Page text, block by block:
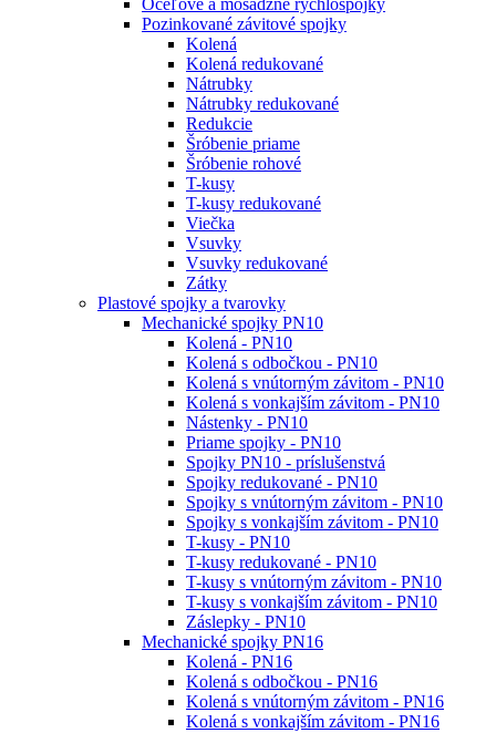
Pozinkované závitové spojky
Kolená
Kolená redukované
Nátrubky
Nátrubky redukované
Redukcie
Šróbenie priame
Šróbenie rohové
T-kusy
T-kusy redukované
Viečka
Vsuvky
Vsuvky redukované
Zátky
Plastové spojky a tvarovky
Mechanické spojky PN10
Kolená - PN10
Kolená s odbočkou - PN10
Kolená s vnútorným závitom - PN10
Kolená s vonkajším závitom - PN10
Nástenky - PN10
Priame spojky - PN10
Spojky PN10 - príslušenstvá
Spojky redukované - PN10
Spojky s vnútorným závitom - PN10
Spojky s vonkajším závitom - PN10
T-kusy - PN10
T-kusy redukované - PN10
T-kusy s vnútorným závitom - PN10
T-kusy s vonkajším závitom - PN10
Záslepky - PN10
Mechanické spojky PN16
Kolená - PN16
Kolená s odbočkou - PN16
Kolená s vnútorným závitom - PN16
Kolená s vonkajším závitom - PN16